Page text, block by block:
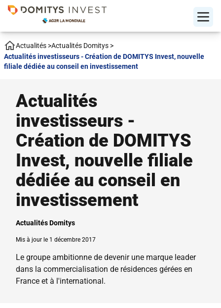
Actualités >Actualités Domitys >
Actualités investisseurs - Création de DOMITYS Invest, nouvelle
filiale dédiée au conseil en investissement
Actualités
investisseurs -
Création de DOMITYS
Invest, nouvelle filiale
dédiée au conseil en
investissement
Actualités Domitys
Mis à jour le 1 décembre 2017
Le groupe ambitionne de devenir une marque leader
dans la commercialisation de résidences gérées en
France et à l'international.